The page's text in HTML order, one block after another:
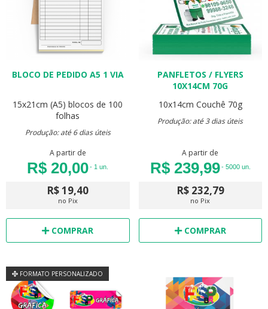
BLOCO DE PEDIDO A5 1 VIA
15x21cm (A5) blocos de 100
folhas
Produção: até 6 dias úteis
A partir de
R$ 20,00- 1 un.
R$ 19,40
no Pix
COMPRAR
PANFLETOS / FLYERS
10X14CM 70G
10x14cm Couchê 70g
Produção: até 3 dias úteis
A partir de
R$ 239,99- 5000 un.
R$ 232,79
no Pix
COMPRAR
FORMATO PERSONALIZADO